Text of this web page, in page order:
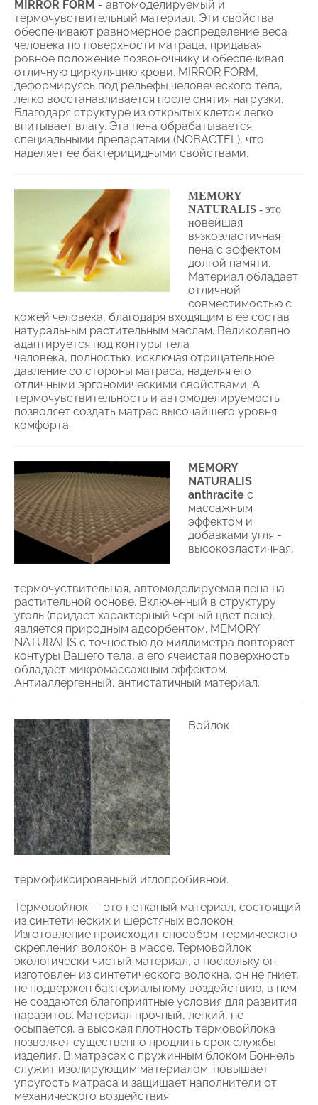
MIRROR FORM - автомоделируемый и
термочувствительный материал. Эти свойства
обеспечивают равномерное распределение веса
человека по поверхности матраца, придавая
ровное положение позвоночнику и обеспечивая
отличную циркуляцию крови. MIRROR FORM,
деформируясь под рельефы человеческого тела,
легко восстанавливается после снятия нагрузки.
Благодаря структуре из открытых клеток легко
впитывает влагу. Эта пена обрабатывается
специальными препаратами (NOBACTEL), что
наделяет ее бактерицидными свойствами.
MEMORY
NATURALIS - это
новейшая
вязкоэластичная
пена с эффектом
долгой памяти.
Материал обладает
отличной
совместимостью с
кожей человека, благодаря входящим в ее состав
натуральным растительным маслам. Великолепно
адаптируется под контуры тела
человека, полностью, исключая отрицательное
давление со стороны матраса, наделяя его
отличными эргономическими свойствами. А
термочувствительность и автомоделируемость
позволяет создать матрас высочайшего уровня
комфорта.
MEMORY
NATURALIS
anthracite с
массажным
эффектом и
добавками угля -
высокоэластичная,
термочуствительная, автомоделируемая пена на
растительной основе. Включенный в структуру
уголь (придает характерный черный цвет пене),
является природным адсорбентом. MEMORY
NATURALIS c точностью до миллиметра повторяет
контуры Вашего тела, а его ячеистая поверхность
обладает микромассажным эффектом.
Антиаллергенный, антистатичный материал.
Войлок
термофиксированный иглопробивной.
Термовойлок — это нетканый материал, состоящий
из синтетических и шерстяных волокон.
Изготовление происходит способом термического
скрепления волокон в массе. Термовойлок
экологически чистый материал, а поскольку он
изготовлен из синтетического волокна, он не гниет,
не подвержен бактериальному воздействию, в нем
не создаются благоприятные условия для развития
паразитов. Материал прочный, легкий, не
осыпается, а высокая плотность термовойлока
позволяет существенно продлить срок службы
изделия. В матрасах с пружинным блоком Боннель
служит изолирующим материалом: повышает
упругость матраса и защищает наполнители от
механического воздействия